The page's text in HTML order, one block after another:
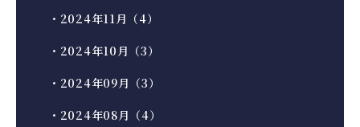
・2024年11月（4）
・2024年10月（3）
・2024年09月（3）
・2024年08月（4）